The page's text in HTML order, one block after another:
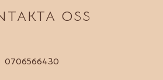
OSS
0706566430